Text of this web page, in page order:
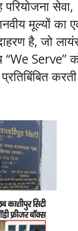
सेवा,
मूल्यों का
है, जो
“We Serve”
करती